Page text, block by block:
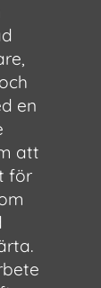
en
att
för